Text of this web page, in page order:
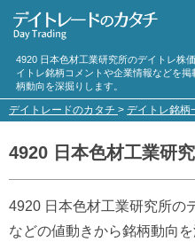
4920 日本色材工業研究所のデイトレ株
イトレ銘柄コメントや企業情報などを
柄動向を深掘りします。
デイトレードのカタチ > デイトレ銘柄
4920 日本色材工業研
4920 日本色材工業研究所の
などの値動きから銘柄動向を